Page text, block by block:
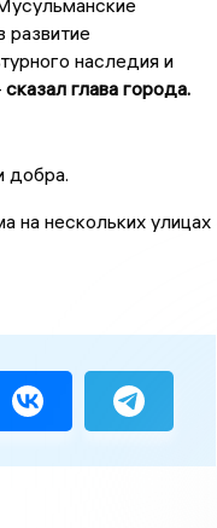
развитие
наследия и
сказал глава города.
добра.
на нескольких улицах